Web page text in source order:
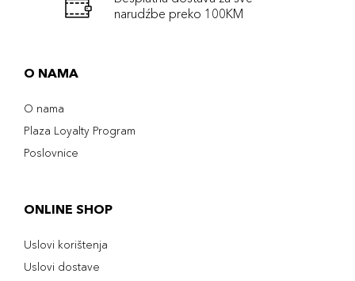
narudźbe preko 100KM
O NAMA
O nama
Plaza Loyalty Program
Poslovnice
ONLINE SHOP
Uslovi korištenja
Uslovi dostave